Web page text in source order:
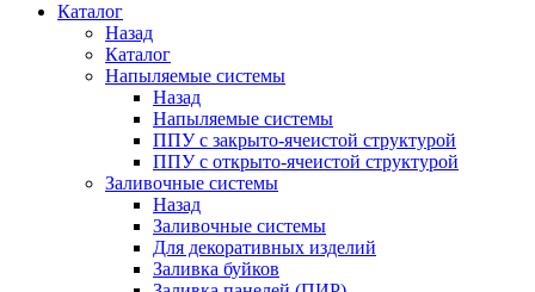
Каталог
Назад
Каталог
Напыляемые системы
Назад
Напыляемые системы
ППУ с закрыто-ячеистой структурой
ППУ с открыто-ячеистой структурой
Заливочные системы
Назад
Заливочные системы
Для декоративных изделий
Заливка буйков